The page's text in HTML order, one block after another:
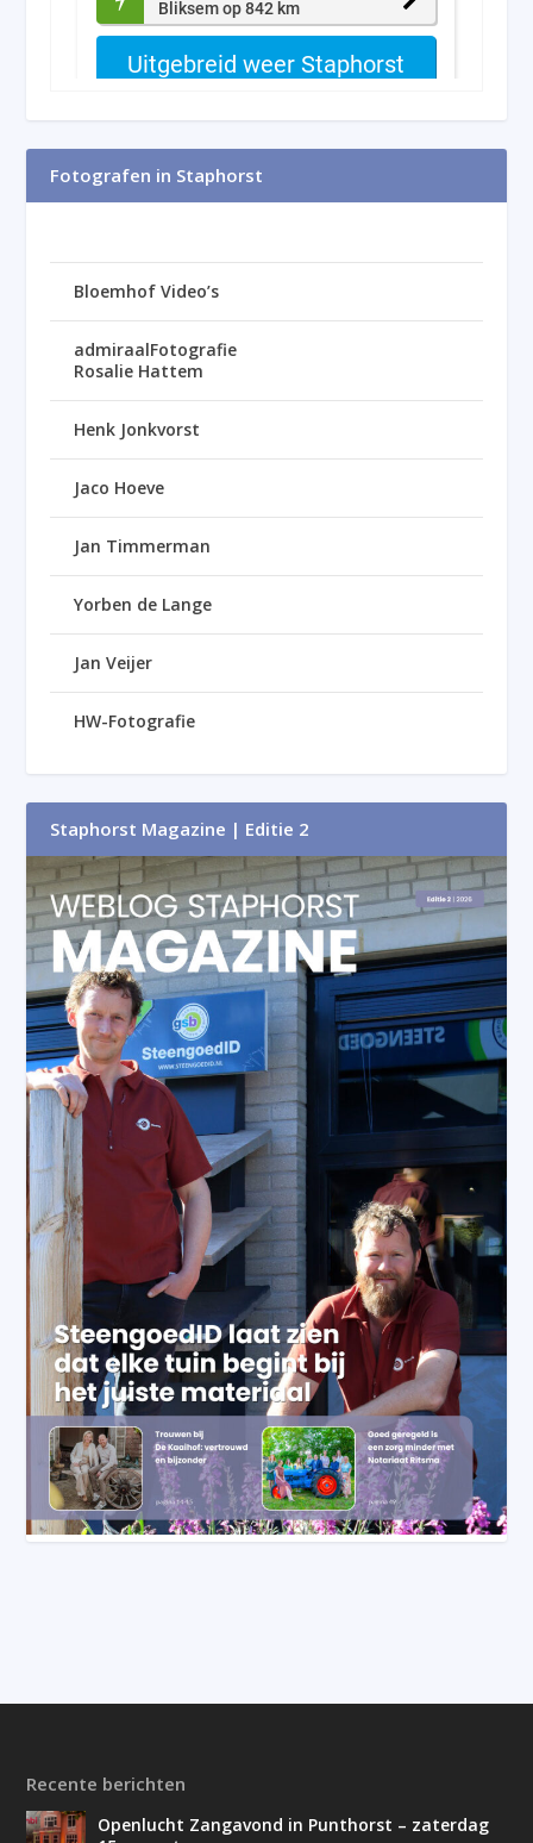
Fotografen in Staphorst
Bloemhof Video’s
admiraalFotografie
Rosalie Hattem
Henk Jonkvorst
Jaco Hoeve
Jan Timmerman
Yorben de Lange
Jan Veijer
HW-Fotografie
Staphorst Magazine | Editie 2
Recente berichten
Openlucht Zangavond in Punthorst – zaterdag